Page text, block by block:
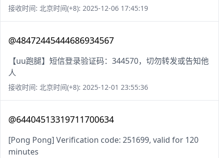
接收时间: 北京时间(+8): 2025-12-06 17:45:19
@48472445444686934567
【uu跑腿】短信登录验证码：344570，切勿转发或告知他
人
接收时间: 北京时间(+8): 2025-12-01 23:55:36
@64404513319711700634
[Pong Pong] Verification code: 251699, valid for 120
minutes